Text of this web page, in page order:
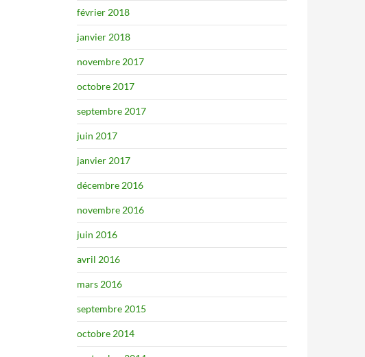
février 2018
janvier 2018
novembre 2017
octobre 2017
septembre 2017
juin 2017
janvier 2017
décembre 2016
novembre 2016
juin 2016
avril 2016
mars 2016
septembre 2015
octobre 2014